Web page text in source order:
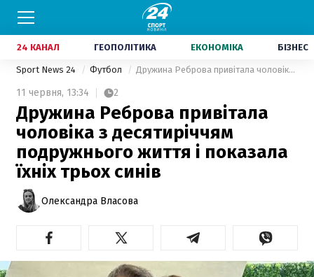
24 КАНАЛ ГЕОПОЛІТИКА ЕКОНОМІКА БІЗНЕС
Sport News 24 Футбол Дружина Реброва привітала чоловіка з десятиріччям подружнього життя і показала їхніх трьох синів
11 червня, 13:34 2
Дружина Реброва привітала
чоловіка з десятиріччям
подружнього життя і показала
їхніх трьох синів
Олександра Власова